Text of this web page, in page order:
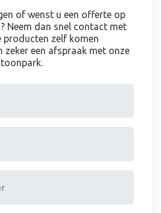
of wenst u een offerte op
Neem dan snel contact met
producten zelf komen
zeker een afspraak met onze